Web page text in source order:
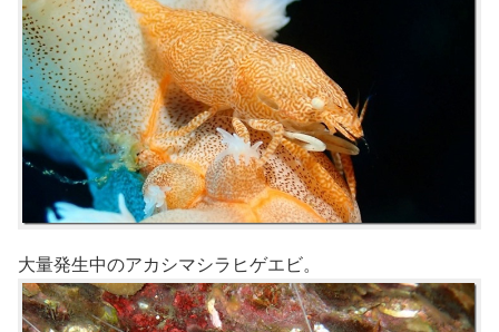
大量発生中のアカシマシラヒゲエビ。